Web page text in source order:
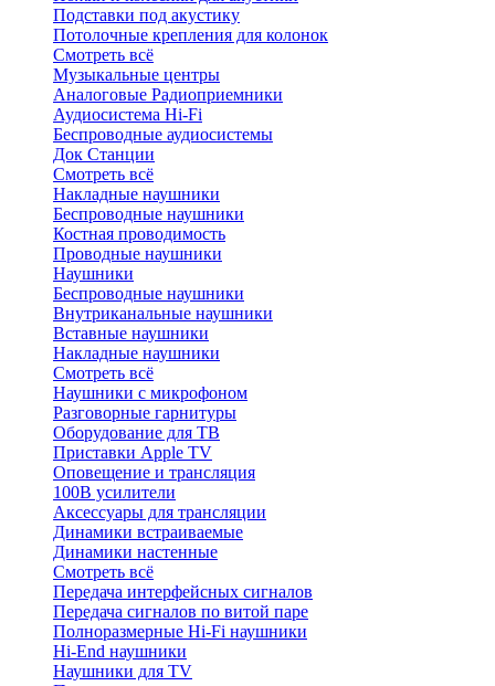
Подставки под акустику
Потолочные крепления для колонок
Смотреть всё
Музыкальные центры
Аналоговые Радиоприемники
Аудиосистема Hi-Fi
Беспроводные аудиосистемы
Док Станции
Смотреть всё
Накладные наушники
Беспроводные наушники
Костная проводимость
Проводные наушники
Наушники
Беспроводные наушники
Внутриканальные наушники
Вставные наушники
Накладные наушники
Смотреть всё
Наушники с микрофоном
Разговорные гарнитуры
Оборудование для ТВ
Приставки Apple TV
Оповещение и трансляция
100В усилители
Аксессуары для трансляции
Динамики встраиваемые
Динамики настенные
Смотреть всё
Передача интерфейсных сигналов
Передача сигналов по витой паре
Полноразмерные Hi-Fi наушники
Hi-End наушники
Наушники для TV